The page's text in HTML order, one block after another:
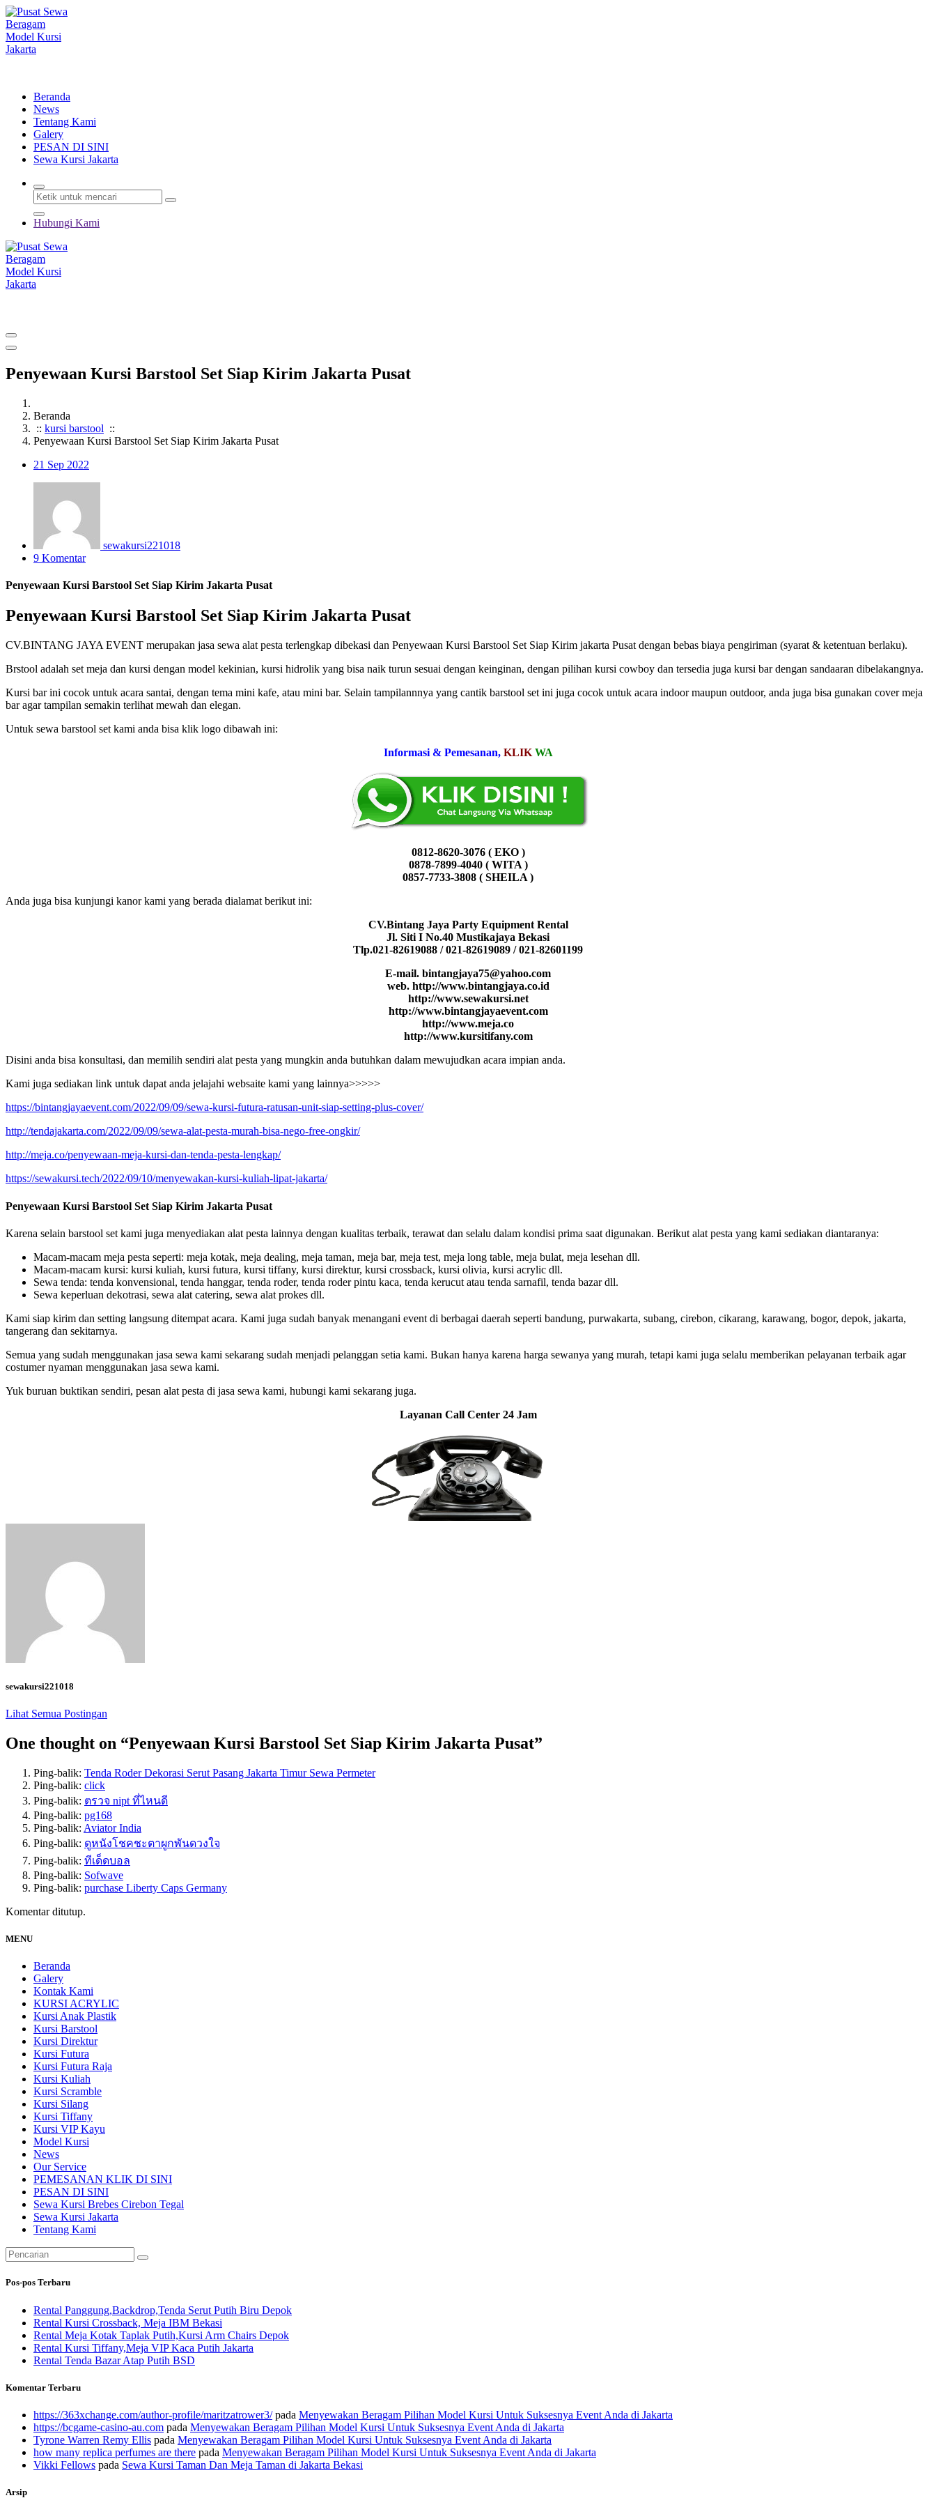
Lewati
ke
konten
Beranda
News
Tentang Kami
Galery
PESAN DI SINI
Sewa Kursi Jakarta
Hubungi Kami
Penyewaan Kursi Barstool Set Siap Kirim Jakarta Pusat
Beranda
:: kursi barstool ::
Penyewaan Kursi Barstool Set Siap Kirim Jakarta Pusat
21 Sep 2022
sewakursi221018
9 Komentar
Penyewaan Kursi Barstool Set Siap Kirim Jakarta Pusat
Penyewaan Kursi Barstool Set Siap Kirim Jakarta Pusat
CV.BINTANG JAYA EVENT merupakan jasa sewa alat pesta terlengkap dibekasi dan Penyewaan Kursi Barstool Set Siap Kirim jakarta Pusat dengan bebas biaya pengiriman (syarat & ketentuan berlaku).
Brstool adalah set meja dan kursi dengan model kekinian, kursi hidrolik yang bisa naik turun sesuai dengan keinginan, dengan pilihan kursi cowboy dan tersedia juga kursi bar dengan sandaaran dibelakangnya.
Kursi bar ini cocok untuk acara santai, dengan tema mini kafe, atau mini bar. Selain tampilannnya yang cantik barstool set ini juga cocok untuk acara indoor maupun outdoor, anda juga bisa gunakan cover meja
bar agar tampilan semakin terlihat mewah dan elegan.
Untuk sewa barstool set kami anda bisa klik logo dibawah ini:
Informasi & Pemesanan, KLIK WA
0812-8620-3076 ( EKO )
0878-7899-4040 ( WITA )
0857-7733-3808 ( SHEILA )
Anda juga bisa kunjungi kanor kami yang berada dialamat berikut ini:
CV.Bintang Jaya Party Equipment Rental
Jl. Siti I No.40 Mustikajaya Bekasi
Tlp.021-82619088 / 021-82619089 / 021-82601199
E-mail. bintangjaya75@yahoo.com
web. http://www.bintangjaya.co.id
http://www.sewakursi.net
http://www.bintangjayaevent.com
http://www.meja.co
http://www.kursitifany.com
Disini anda bisa konsultasi, dan memilih sendiri alat pesta yang mungkin anda butuhkan dalam mewujudkan acara impian anda.
Kami juga sediakan link untuk dapat anda jelajahi websaite kami yang lainnya>>>>>
https://bintangjayaevent.com/2022/09/09/sewa-kursi-futura-ratusan-unit-siap-setting-plus-cover/
http://tendajakarta.com/2022/09/09/sewa-alat-pesta-murah-bisa-nego-free-ongkir/
http://meja.co/penyewaan-meja-kursi-dan-tenda-pesta-lengkap/
https://sewakursi.tech/2022/09/10/menyewakan-kursi-kuliah-lipat-jakarta/
Penyewaan Kursi Barstool Set Siap Kirim Jakarta Pusat
Karena selain barstool set kami juga menyediakan alat pesta lainnya dengan kualitas terbaik, terawat dan selalu dalam kondisi prima saat digunakan. Berikut alat pesta yang kami sediakan diantaranya:
Macam-macam meja pesta seperti: meja kotak, meja dealing, meja taman, meja bar, meja test, meja long table, meja bulat, meja lesehan dll.
Macam-macam kursi: kursi kuliah, kursi futura, kursi tiffany, kursi direktur, kursi crossback, kursi olivia, kursi acrylic dll.
Sewa tenda: tenda konvensional, tenda hanggar, tenda roder, tenda roder pintu kaca, tenda kerucut atau tenda sarnafil, tenda bazar dll.
Sewa keperluan dekotrasi, sewa alat catering, sewa alat prokes dll.
Kami siap kirim dan setting langsung ditempat acara. Kami juga sudah banyak menangani event di berbagai daerah seperti bandung, purwakarta, subang, cirebon, cikarang, karawang, bogor, depok, jakarta,
tangerang dan sekitarnya.
Semua yang sudah menggunakan jasa sewa kami sekarang sudah menjadi pelanggan setia kami. Bukan hanya karena harga sewanya yang murah, tetapi kami juga selalu memberikan pelayanan terbaik agar
costumer nyaman menggunakan jasa sewa kami.
Yuk buruan buktikan sendiri, pesan alat pesta di jasa sewa kami, hubungi kami sekarang juga.
Layanan Call Center 24 Jam
sewakursi221018
Lihat Semua Postingan
One thought on “Penyewaan Kursi Barstool Set Siap Kirim Jakarta Pusat”
Ping-balik: Tenda Roder Dekorasi Serut Pasang Jakarta Timur Sewa Permeter
Ping-balik: click
Ping-balik: ตรวจ nipt ที่ไหนดี
Ping-balik: pg168
Ping-balik: Aviator India
Ping-balik: ดูหนังโชคชะตาผูกพันดวงใจ
Ping-balik: ทีเด็ดบอล
Ping-balik: Sofwave
Ping-balik: purchase Liberty Caps Germany
Komentar ditutup.
MENU
Beranda
Galery
Kontak Kami
KURSI ACRYLIC
Kursi Anak Plastik
Kursi Barstool
Kursi Direktur
Kursi Futura
Kursi Futura Raja
Kursi Kuliah
Kursi Scramble
Kursi Silang
Kursi Tiffany
Kursi VIP Kayu
Model Kursi
News
Our Service
PEMESANAN KLIK DI SINI
PESAN DI SINI
Sewa Kursi Brebes Cirebon Tegal
Sewa Kursi Jakarta
Tentang Kami
Pencarian
untuk:
Pos-pos Terbaru
Rental Panggung,Backdrop,Tenda Serut Putih Biru Depok
Rental Kursi Crossback, Meja IBM Bekasi
Rental Meja Kotak Taplak Putih,Kursi Arm Chairs Depok
Rental Kursi Tiffany,Meja VIP Kaca Putih Jakarta
Rental Tenda Bazar Atap Putih BSD
Komentar Terbaru
https://363xchange.com/author-profile/maritzatrower3/pada Menyewakan Beragam Pilihan Model Kursi Untuk Suksesnya Event Anda di Jakarta
https://bcgame-casino-au.com pada Menyewakan Beragam Pilihan Model Kursi Untuk Suksesnya Event Anda di Jakarta
Tyrone Warren Remy Ellis pada Menyewakan Beragam Pilihan Model Kursi Untuk Suksesnya Event Anda di Jakarta
how many replica perfumes are there pada Menyewakan Beragam Pilihan Model Kursi Untuk Suksesnya Event Anda di Jakarta
Vikki Fellows pada Sewa Kursi Taman Dan Meja Taman di Jakarta Bekasi
Arsip